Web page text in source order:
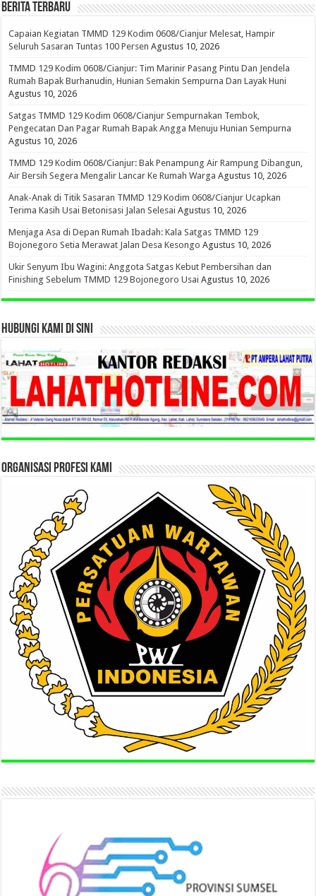
BERITA TERBARU
Capaian Kegiatan TMMD 129 Kodim 0608/Cianjur Melesat, Hampir
Seluruh Sasaran Tuntas 100 Persen Agustus 10, 2026
TMMD 129 Kodim 0608/Cianjur: Tim Marinir Pasang Pintu Dan Jendela
Rumah Bapak Burhanudin, Hunian Semakin Sempurna Dan Layak Huni
Agustus 10, 2026
Satgas TMMD 129 Kodim 0608/Cianjur Sempurnakan Tembok,
Pengecatan Dan Pagar Rumah Bapak Angga Menuju Hunian Sempurna
Agustus 10, 2026
TMMD 129 Kodim 0608/Cianjur: Bak Penampung Air Rampung Dibangun,
Air Bersih Segera Mengalir Lancar Ke Rumah Warga Agustus 10, 2026
Anak-Anak di Titik Sasaran TMMD 129 Kodim 0608/Cianjur Ucapkan
Terima Kasih Usai Betonisasi Jalan Selesai Agustus 10, 2026
Menjaga Asa di Depan Rumah Ibadah: Kala Satgas TMMD 129
Bojonegoro Setia Merawat Jalan Desa Kesongo Agustus 10, 2026
Ukir Senyum Ibu Wagini: Anggota Satgas Kebut Pembersihan dan
Finishing Sebelum TMMD 129 Bojonegoro Usai Agustus 10, 2026
HUBUNGI KAMI DI SINI
ORGANISASI PROFESI KAMI